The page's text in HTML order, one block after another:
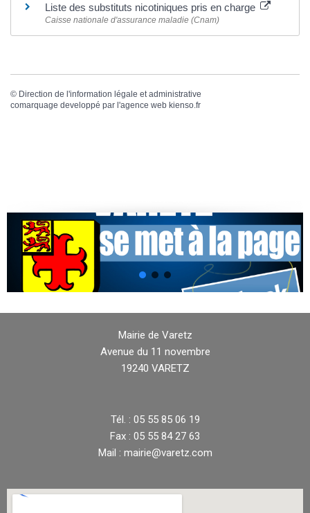
Liste des substituts nicotiniques pris en charge
Caisse nationale d'assurance maladie (Cnam)
© Direction de l'information légale et administrative
comarquage developpé par l'agence web kienso.fr
Mairie de Varetz
Avenue du 11 novembre
19240 VARETZ
Tél. : 05 55 85 06 19
Fax : 05 55 84 27 63
Mail : mairie@varetz.com